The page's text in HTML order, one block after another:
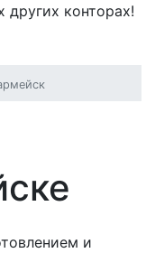
конторах!
и